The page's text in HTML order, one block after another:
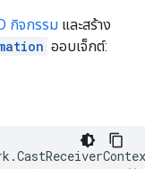
กิจกรรม และสร้าง
ออบเจ็กต์:
.